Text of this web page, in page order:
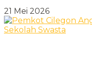
21 Mei 2026